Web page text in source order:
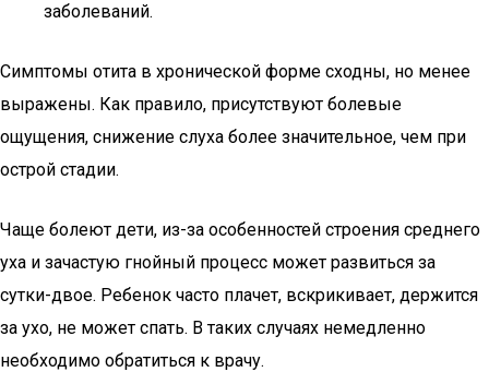
заболеваний.
Симптомы отита в хронической форме сходны, но менее
выражены. Как правило, присутствуют болевые
ощущения, снижение слуха более значительное, чем при
острой стадии.
Чаще болеют дети, из-за особенностей строения среднего
уха и зачастую гнойный процесс может развиться за
сутки-двое. Ребенок часто плачет, вскрикивает, держится
за ухо, не может спать. В таких случаях немедленно
необходимо обратиться к врачу.